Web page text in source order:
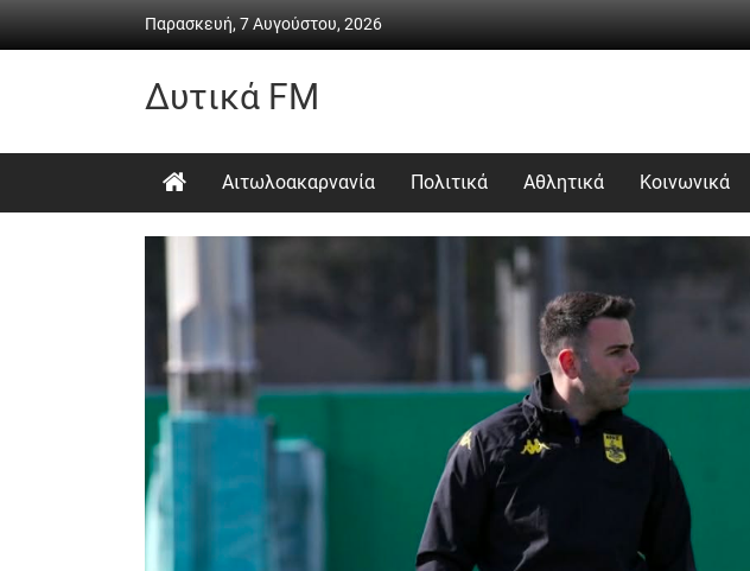
Παρασκευή, 7 Αυγούστου, 2026
Δυτικά FM
Καθημερινή
Αιτωλοακαρνανία Πολιτικά Αθλητικά Κοινωνικά